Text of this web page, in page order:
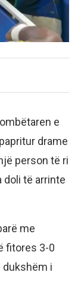
e
drame
person të ri
doli të arrinte
me
fitores 3-0
dukshëm i